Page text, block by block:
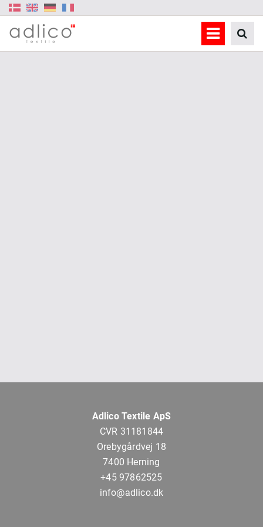
Adlico Textile ApS
CVR 31181844
Orebygårdvej 18
7400 Herning
+45 97862525
info@adlico.dk